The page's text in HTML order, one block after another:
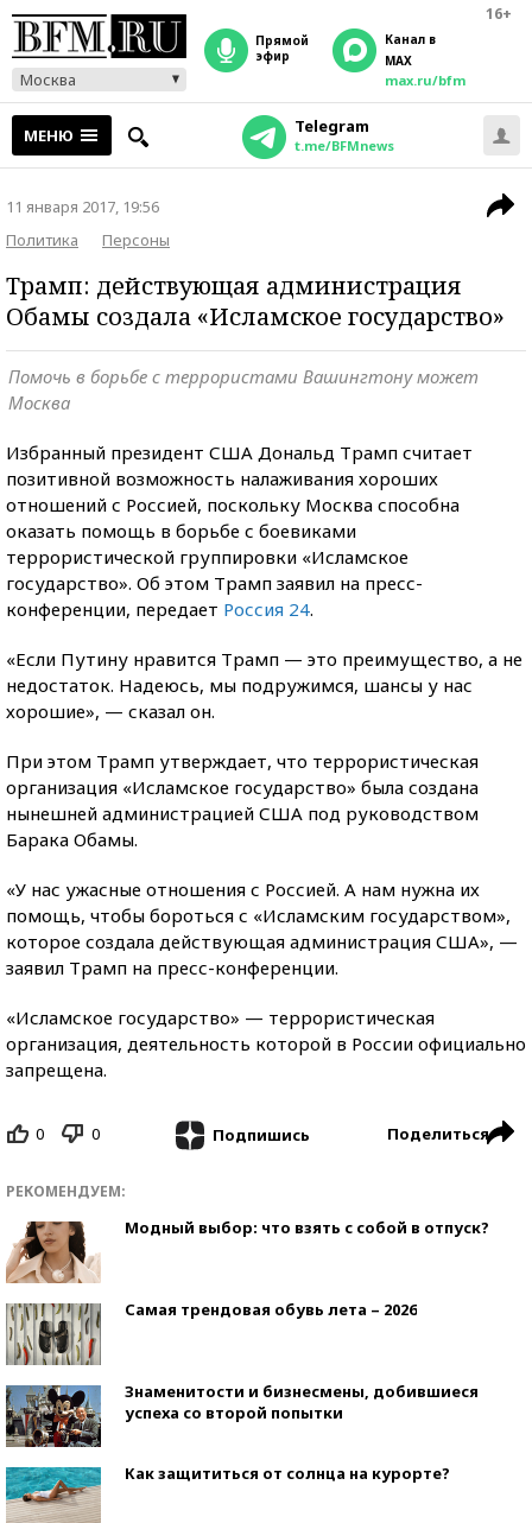
16+
Москва
прямой
эфир
Канал в
MAX
max.ru/bfm
МЕНЮ Telegram
t.me/BFMnews
11 января 2017, 19:56
Политика
Персоны
Трамп: действующая администрация
Обамы создала «Исламское государство»
Помочь в борьбе с террористами Вашингтону может
Москва
Избранный президент США Дональд Трамп считает
позитивной возможность налаживания хороших
отношений с Россией, поскольку Москва способна
оказать помощь в борьбе с боевиками
террористической группировки «Исламское
государство». Об этом Трамп заявил на пресс-
конференции, передает Россия 24.
«Если Путину нравится Трамп — это преимущество, а не
недостаток. Надеюсь, мы подружимся, шансы у нас
хорошие», — сказал он.
При этом Трамп утверждает, что террористическая
организация «Исламское государство» была создана
нынешней администрацией США под руководством
Барака Обамы.
«У нас ужасные отношения с Россией. А нам нужна их
помощь, чтобы бороться с «Исламским государством»,
которое создала действующая администрация США», —
заявил Трамп на пресс-конференции.
«Исламское государство» — террористическая
организация, деятельность которой в России официально
запрещена.
0 0 Подпишись Поделиться
РЕКОМЕНДУЕМ:
Модный выбор: что взять с собой в отпуск?
Самая трендовая обувь лета – 2026
Знаменитости и бизнесмены, добившиеся
успеха со второй попытки
Как защититься от солнца на курорте?